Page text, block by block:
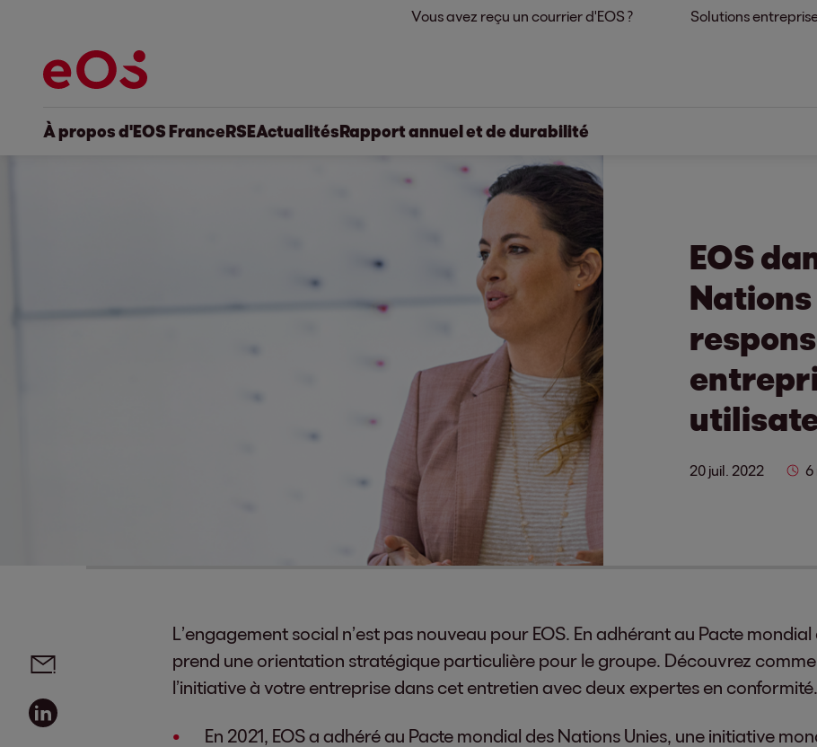
Vous avez reçu un courrier d'EOS ? Solutions
À propos d'EOS FranceRSEActualitésRapport annuel et de durabilité
EOS
Nations
20 juil. 2022 6
L’engagement social n’est pas nouveau pour EOS. En adhérant au Pacte
prend une orientation stratégique particulière pour le groupe. Découvrez
l’initiative à votre entreprise dans cet entretien avec deux expertes en conformité.
En 2021, EOS a adhéré au Pacte mondial des Nations Unies, une initiative
Social media links - share article